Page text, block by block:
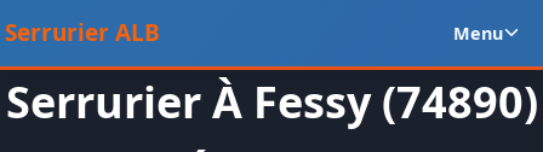
au
contenu
Serrurier ALB Menu
Serrurier À Fessy (74890)